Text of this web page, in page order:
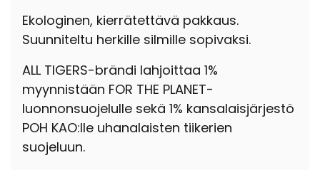
Ekologinen, kierrätettävä pakkaus.
Suunniteltu herkille silmille sopivaksi.
ALL TIGERS-brändi lahjoittaa 1%
myynnistään FOR THE PLANET-
luonnonsuojelulle sekä 1% kansalaisjärjestö
POH KAO:lle uhanalaisten tiikerien
suojeluun.